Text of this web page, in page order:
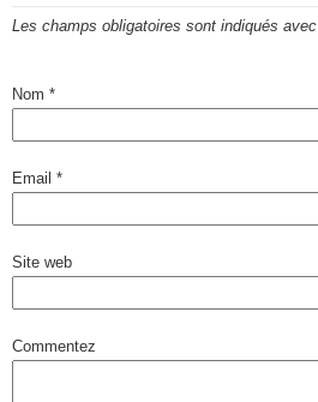
Les champs obligatoires sont indiqués avec
Nom *
Email *
Site web
Commentez